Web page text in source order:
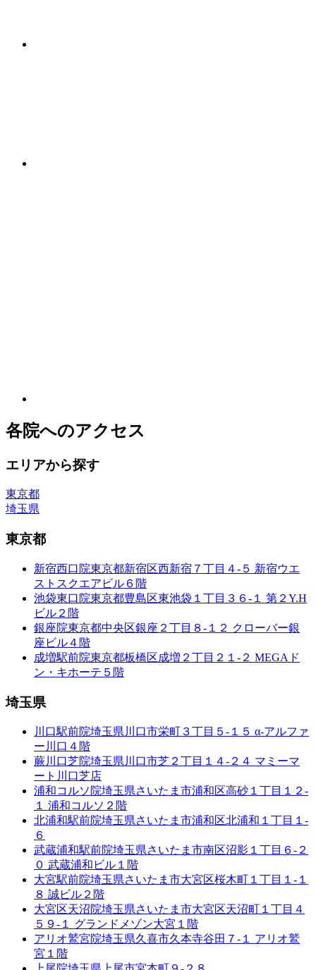
各院へのアクセス
エリアから探す
東京都
埼玉県
東京都
新宿西口院東京都新宿区西新宿７丁目４-５ 新宿ウエ
ストスクエアビル６階
池袋東口院東京都豊島区東池袋１丁目３６-１ 第２Y.H
ビル２階
銀座院東京都中央区銀座２丁目８-１２ クローバー銀
座ビル４階
成増駅前院東京都板橋区成増２丁目２１-２ MEGAド
ン・キホーテ５階
埼玉県
川口駅前院埼玉県川口市栄町３丁目５-１５ α-アルファ
ー川口４階
蕨川口芝院埼玉県川口市芝２丁目１４-２４ マミーマ
ート川口芝店
浦和コルソ院埼玉県さいたま市浦和区高砂１丁目１２-
１ 浦和コルソ２階
北浦和駅前院埼玉県さいたま市浦和区北浦和１丁目１-
６
武蔵浦和駅前院埼玉県さいたま市南区沼影１丁目６-２
０ 武蔵浦和ビル１階
大宮駅前院埼玉県さいたま市大宮区桜木町１丁目１-１
８ 誠ビル２階
大宮区天沼院埼玉県さいたま市大宮区天沼町１丁目４
５９-１ グランドメゾン大宮１階
アリオ鷲宮院埼玉県久喜市久本寺谷田７-１ アリオ鷲
宮１階